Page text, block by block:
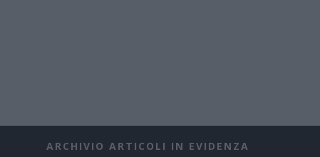
ARCHIVIO ARTICOLI IN EVIDENZA